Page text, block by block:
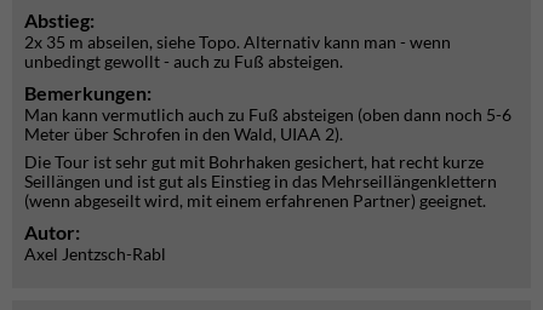
Abstieg:
2x 35 m abseilen, siehe Topo. Alternativ kann man - wenn
unbedingt gewollt - auch zu Fuß absteigen.
Bemerkungen:
Man kann vermutlich auch zu Fuß absteigen (oben dann noch 5-6
Meter über Schrofen in den Wald, UIAA 2).
Die Tour ist sehr gut mit Bohrhaken gesichert, hat recht kurze
Seillängen und ist gut als Einstieg in das Mehrseillängenklettern
(wenn abgeseilt wird, mit einem erfahrenen Partner) geeignet.
Autor:
Axel Jentzsch-Rabl